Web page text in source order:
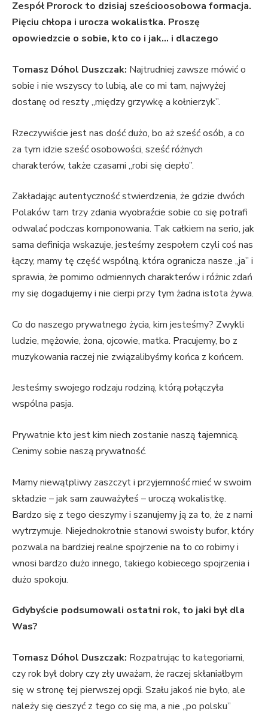
Zespół Prorock to dzisiaj sześcioosobowa formacja.
Pięciu chłopa i urocza wokalistka. Proszę
opowiedzcie o sobie, kto co i jak… i dlaczego
Tomasz Dóhol Duszczak: Najtrudniej zawsze mówić o
sobie i nie wszyscy to lubią, ale co mi tam, najwyżej
dostanę od reszty „między grzywkę a kołnierzyk”.
Rzeczywiście jest nas dość dużo, bo aż sześć osób, a co
za tym idzie sześć osobowości, sześć różnych
charakterów, także czasami „robi się ciepło”.
Zakładając autentyczność stwierdzenia, że gdzie dwóch
Polaków tam trzy zdania wyobraźcie sobie co się potrafi
odwalać podczas komponowania. Tak całkiem na serio, jak
sama definicja wskazuje, jesteśmy zespołem czyli coś nas
łączy, mamy tę część wspólną, która ogranicza nasze „ja” i
sprawia, że pomimo odmiennych charakterów i różnic zdań
my się dogadujemy i nie cierpi przy tym żadna istota żywa.
Co do naszego prywatnego życia, kim jesteśmy? Zwykli
ludzie, mężowie, żona, ojcowie, matka. Pracujemy, bo z
muzykowania raczej nie związalibyśmy końca z końcem.
Jesteśmy swojego rodzaju rodziną, którą połączyła
wspólna pasja.
Prywatnie kto jest kim niech zostanie naszą tajemnicą.
Cenimy sobie naszą prywatność.
Mamy niewątpliwy zaszczyt i przyjemność mieć w swoim
składzie – jak sam zauważyłeś – uroczą wokalistkę.
Bardzo się z tego cieszymy i szanujemy ją za to, że z nami
wytrzymuje. Niejednokrotnie stanowi swoisty bufor, który
pozwala na bardziej realne spojrzenie na to co robimy i
wnosi bardzo dużo innego, takiego kobiecego spojrzenia i
dużo spokoju.
Gdybyście podsumowali ostatni rok, to jaki był dla
Was?
Tomasz Dóhol Duszczak: Rozpatrując to kategoriami,
czy rok był dobry czy zły uważam, że raczej skłaniałbym
się w stronę tej pierwszej opcji. Szału jakoś nie było, ale
należy się cieszyć z tego co się ma, a nie „po polsku”